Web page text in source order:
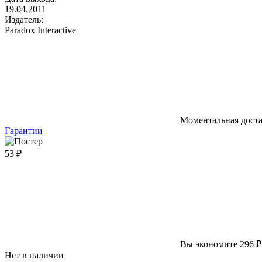
19.04.2011
Издатель:
Paradox Interactive
Моментальная
Гарантии
53 ₽
Вы экономите 296 ₽
Нет в наличии